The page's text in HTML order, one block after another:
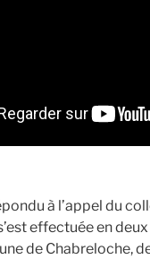
à l’appel du
effectuée en
de Chabreloche,